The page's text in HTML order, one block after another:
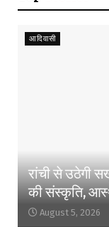
आदिवासी
रांची से उठेगी
की संस्कृति,
August 5, 2026